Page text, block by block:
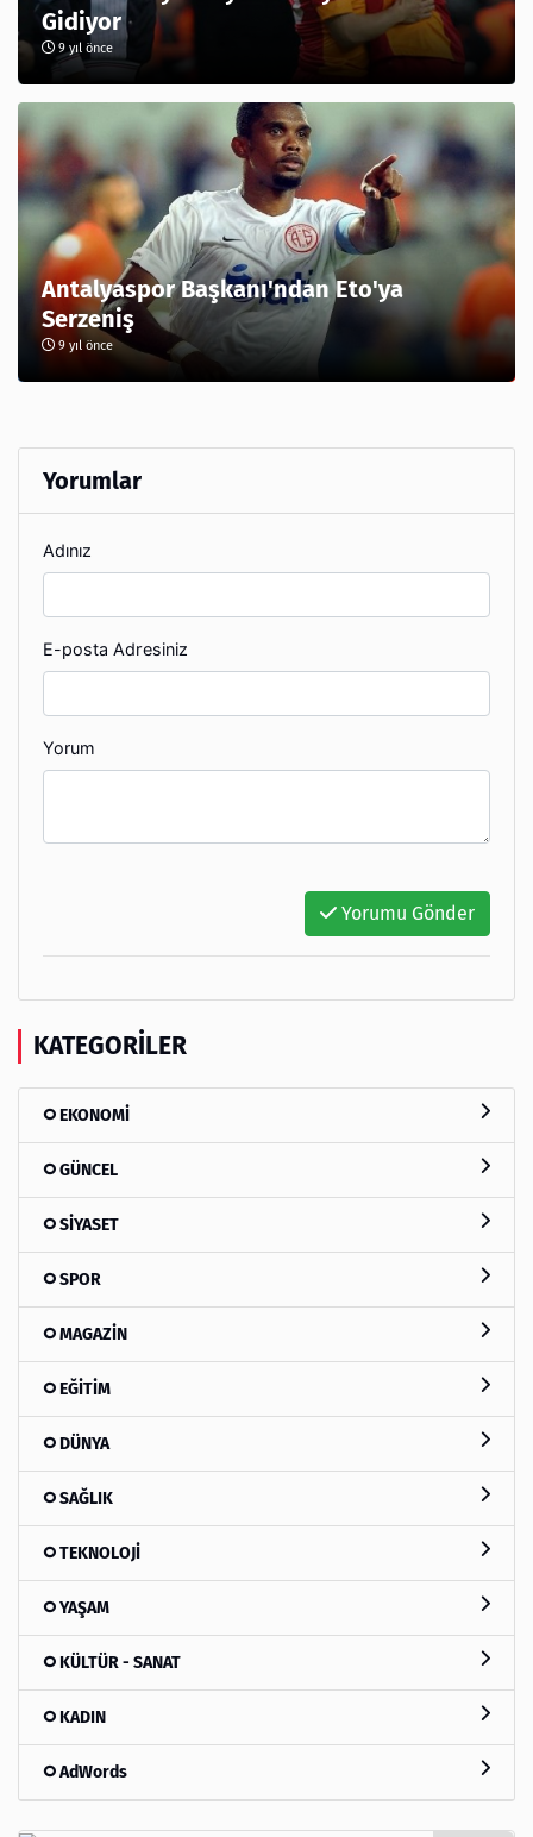
Gidiyor
9 yıl önce
Antalyaspor Başkanı'ndan Eto'ya
Serzeniş
9 yıl önce
Yorumlar
Adınız
E-posta Adresiniz
Yorum
Yorumu Gönder
KATEGORILER
EKONOMİ
GÜNCEL
SİYASET
SPOR
MAGAZİN
EĞİTİM
DÜNYA
SAĞLIK
TEKNOLOJİ
YAŞAM
KÜLTÜR - SANAT
KADIN
AdWords